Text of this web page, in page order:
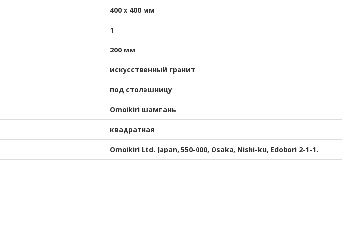
400 х 400 мм
1
200 мм
искусственный гранит
под столешницу
Omoikiri шампань
квадратная
Omoikiri Ltd. Japan, 550-000, Osaka, Nishi-ku, Edobori 2-1-1.